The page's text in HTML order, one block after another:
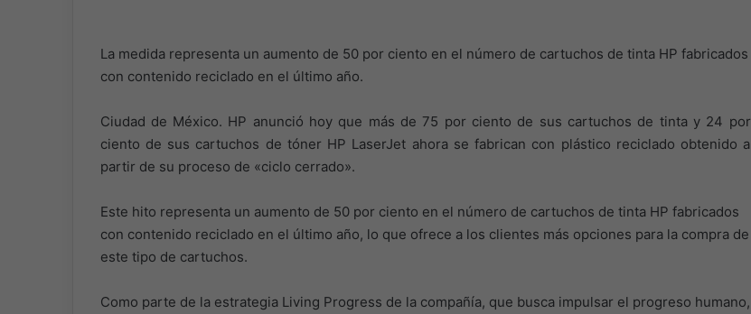
La medida representa un aumento de 50 por ciento en el número de cartuchos de tinta HP fabricados
con contenido reciclado en el último año.
Ciudad de México. HP anunció hoy que más de 75 por ciento de sus cartuchos de tinta y 24 por
ciento de sus cartuchos de tóner HP LaserJet ahora se fabrican con plástico reciclado obtenido a
partir de su proceso de «ciclo cerrado».
Este hito representa un aumento de 50 por ciento en el número de cartuchos de tinta HP fabricados
con contenido reciclado en el último año, lo que ofrece a los clientes más opciones para la compra de
este tipo de cartuchos.
Como parte de la estrategia Living Progress de la compañía, que busca impulsar el progreso humano,